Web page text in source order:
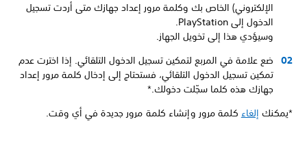
الإلكتروني) الخاص بك وكلمة مرور إعداد جهازك متى أردت تسجيل
الدخول إلى PlayStation.
وسيؤدي هذا إلى تخويل الجهاز.
ضع علامة في المربع لتمكين تسجيل الدخول التلقائي. إذا اخترت عدم
تمكين تسجيل الدخول التلقائي، فستحتاج إلى إدخال كلمة مرور إعداد
جهازك هذه كلما سجّلت دخولك.*
*يمكنك إلغاء كلمة مرور وإنشاء كلمة مرور جديدة في أي وقت.